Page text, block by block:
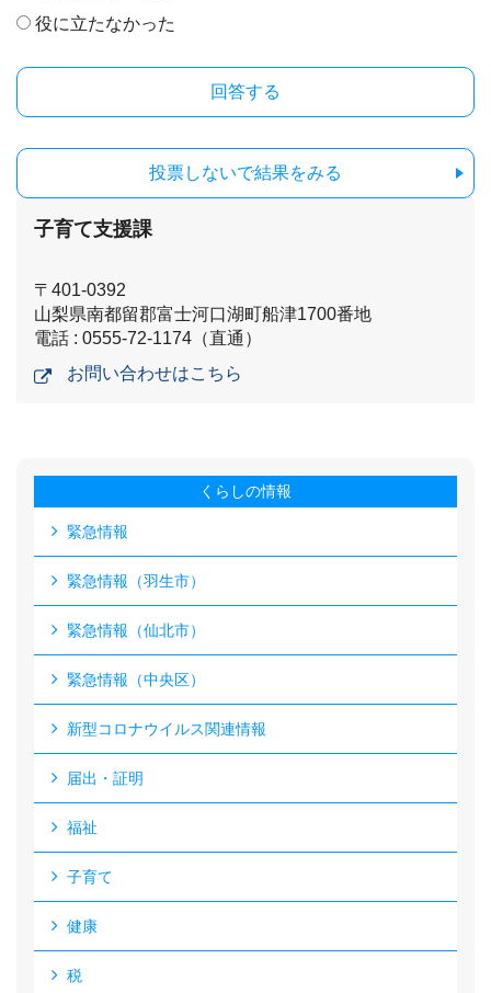
役に立たなかった
投票しないで結果をみる
子育て支援課
〒401-0392
山梨県南都留郡富士河口湖町船津1700番地
電話 : 0555-72-1174（直通）
お問い合わせはこちら
くらしの情報
緊急情報
緊急情報（羽生市）
緊急情報（仙北市）
緊急情報（中央区）
新型コロナウイルス関連情報
届出・証明
福祉
子育て
健康
税